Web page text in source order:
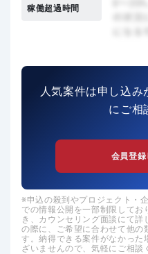
稼働超過時間
人気案件は申し込
にご相
会員登
申込の殺到やプロジェクト・
での情報公開を一部制限して
き、カウンセリング面談にて
の際に、ご希望に合わせて他
す。納得できる案件がなかっ
ざいませんので、気軽にご相談